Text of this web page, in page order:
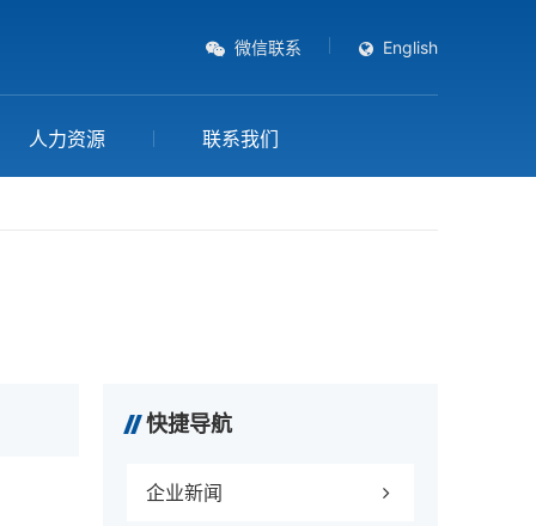
微信联系 English
人力资源 联系我们
快捷导航
企业新闻